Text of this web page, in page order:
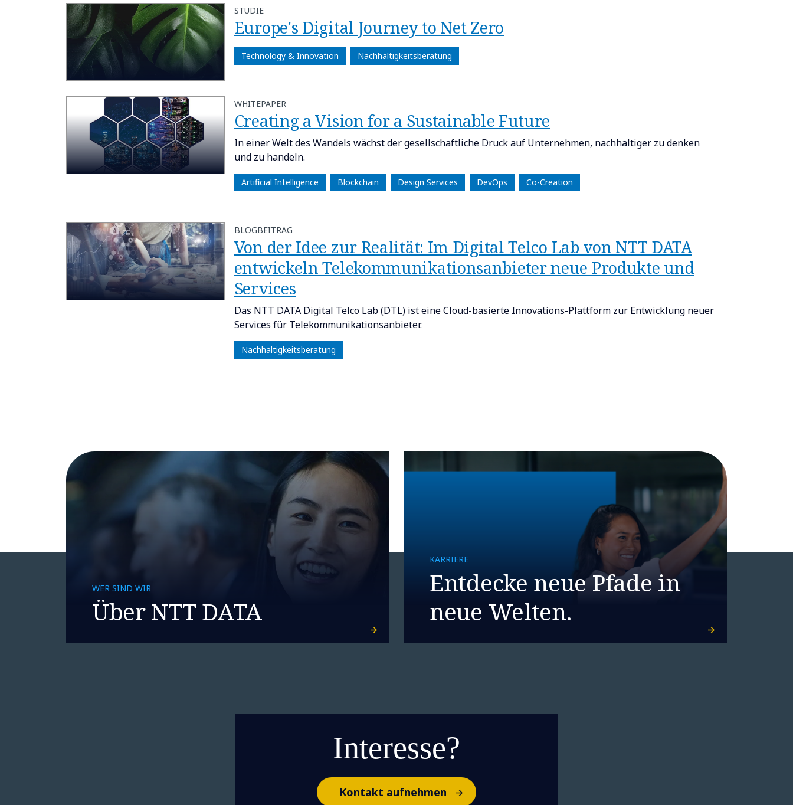
STUDIE
Europe's Digital Journey to Net Zero
Technology & Innovation Nachhaltigkeitsberatung
WHITEPAPER
Creating a Vision for a Sustainable Future
In einer Welt des Wandels wächst der gesellschaftliche Druck auf Unternehmen, nachhaltiger zu denken
und zu handeln.
Artificial Intelligence Blockchain Design Services DevOps Co-Creation
BLOGBEITRAG
Von der Idee zur Realität: Im Digital Telco Lab von NTT DATA
entwickeln Telekommunikationsanbieter neue Produkte und
Services
Das NTT DATA Digital Telco Lab (DTL) ist eine Cloud-basierte Innovations-Plattform zur Entwicklung neuer
Services für Telekommunikationsanbieter.
Nachhaltigkeitsberatung
WER SIND WIR
Über NTT DATA
KARRIERE
Entdecke neue Pfade in
neue Welten.
Interesse?
Kontakt aufnehmen